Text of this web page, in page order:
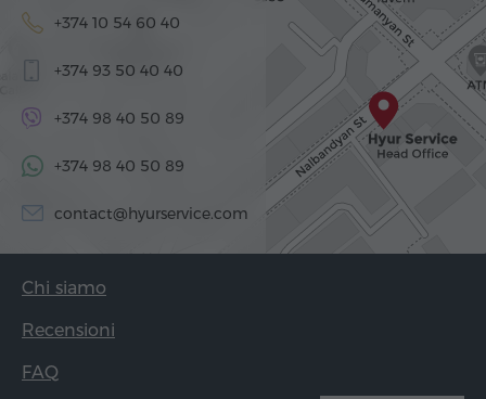
+374 10 54 60 40
+374 93 50 40 40
+374 98 40 50 89
+374 98 40 50 89
contact@hyurservice.com
Chi siamo
Recensioni
FAQ